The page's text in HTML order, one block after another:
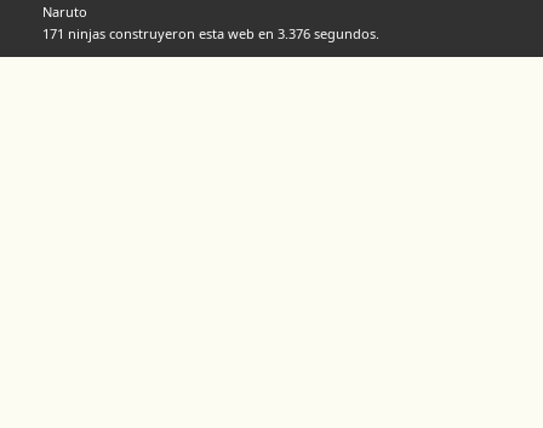
Naruto
171 ninjas construyeron esta web en 3.376 segundos.